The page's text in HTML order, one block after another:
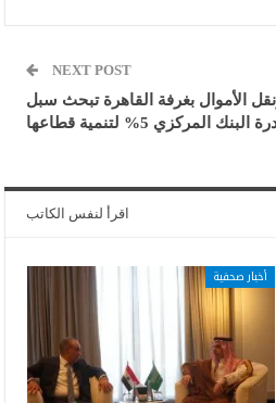
NEXT POST
الأموال بغرفة القاهرة تبحث سبل
المركزي 5% لتنمية قطاعها
اقرأ لنفس الكاتب
أخبار صحفية